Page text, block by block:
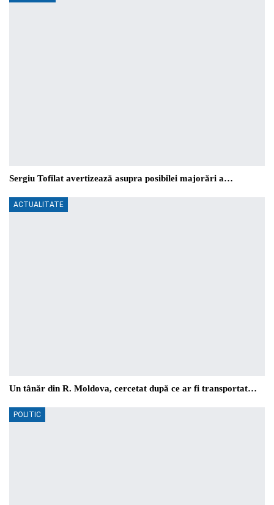
Sergiu Tofilat avertizează asupra posibilei majorări a…
ACTUALITATE
Un tânăr din R. Moldova, cercetat după ce ar fi transportat…
POLITIC